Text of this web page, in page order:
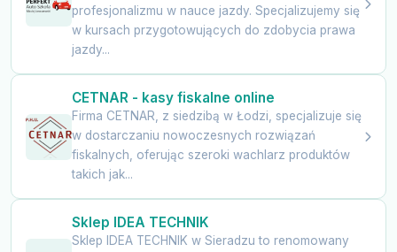
profesjonalizmu w nauce jazdy. Specjalizujemy się
w kursach przygotowujących do zdobycia prawa
jazdy...
CETNAR - kasy fiskalne online
Firma CETNAR, z siedzibą w Łodzi, specjalizuje się
w dostarczaniu nowoczesnych rozwiązań
fiskalnych, oferując szeroki wachlarz produktów
takich jak...
Sklep IDEA TECHNIK
Sklep IDEA TECHNIK w Sieradzu to renomowany